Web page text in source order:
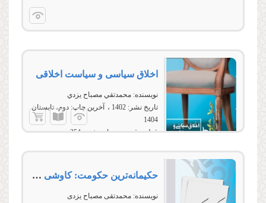
اخلاق سياسی و سياست اخلاقی
نویسنده: محمدتقي مصباح يزدي
تاریخ نشر: 1402 آخرین چاپ: دوم، تابستان
1404
قطع:رقعي تعداد صفحه:354
حکیمانه‌ترین حکومت: کاوشی در نظریه ولایت فقیه
نویسنده: محمدتقی مصباح یزدی